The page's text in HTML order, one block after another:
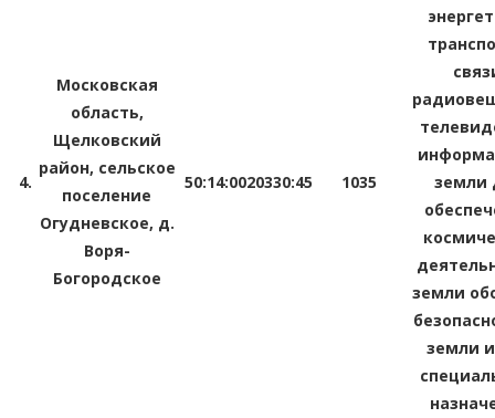
4.
Московская
область,
Щелковский
район, сельское
поселение
Огудневское, д.
Воря-
Богородское
50:14:0020330:45 1035
земли
земли
земли